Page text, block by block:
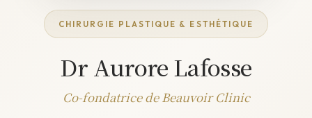
CHIRURGIE PLASTIQUE & ESTHÉTIQUE
Dr Aurore Lafosse
Co-fondatrice de Beauvoir Clinic